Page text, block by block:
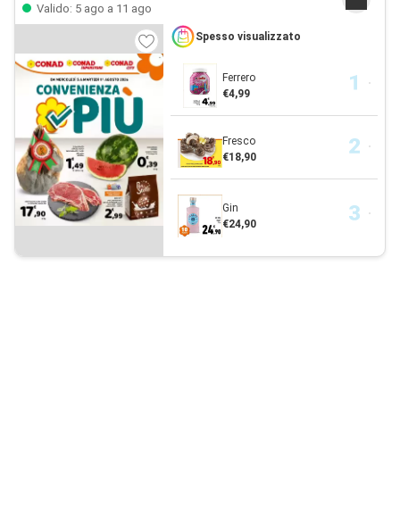
Valido: 5 ago a 11 ago
Spesso visualizzato
Ferrero
€4,99
Fresco
€18,90
Gin
€24,90